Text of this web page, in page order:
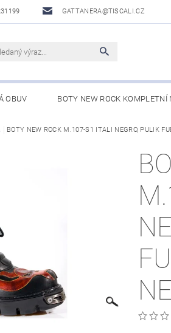
GATTANERA@TISCALI.CZ
OBUV BOTY NEW ROCK KOMPLETNÍ
BELTS /WESTERNOVÉ OPASKY/
BOTY NEW ROCK M.107-S1 ITALI NEGRO, PULIK